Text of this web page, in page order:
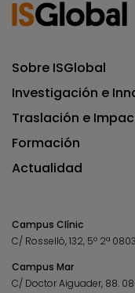
Sobre ISGlobal
Investigación e
Traslación e
Formación
Actualidad
Campus Clínic
C/ Rosselló, 132, 5º 2ª
Campus Mar
C/ Doctor Aiguader, 88.